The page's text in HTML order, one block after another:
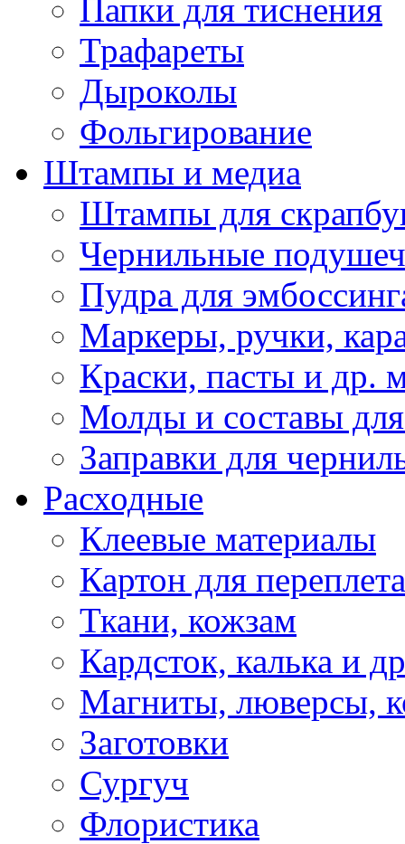
Папки для тиснения
Трафареты
Дыроколы
Фольгирование
Штампы и медиа
Штампы для
Чернильные
Пудра для
Маркеры, ручки,
Краски, пасты и др.
Молды и составы
Заправки для
Расходные
Клеевые материалы
Картон для переплета
Ткани, кожзам
Кардсток, калька и
Магниты, люверсы,
Заготовки
Сургуч
Флористика